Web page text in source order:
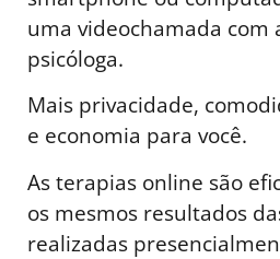
uma videochamada com
psicóloga.
Mais privacidade,
e economia para você.
As terapias online são
os mesmos resultados
realizadas